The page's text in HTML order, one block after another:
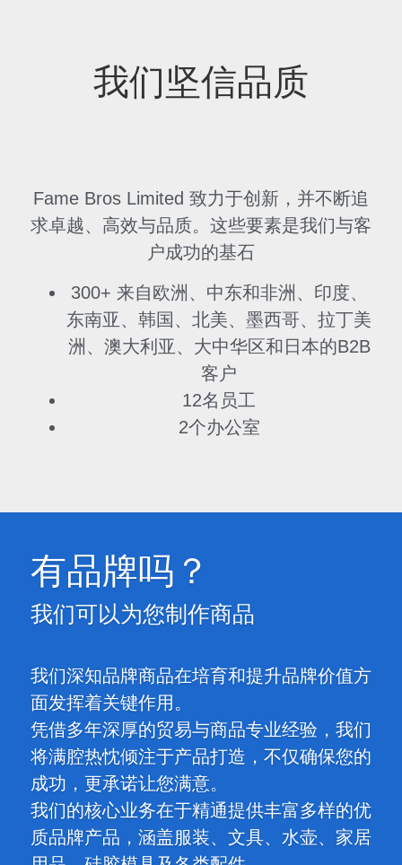
我们坚信品质
Fame Bros Limited 致力于创新，并不断追
求卓越、高效与品质。这些要素是我们与客
户成功的基石
300+ 来自欧洲、中东和非洲、印度、
东南亚、韩国、北美、墨西哥、拉丁美
洲、澳大利亚、大中华区和日本的B2B
客户
12名员工
2个办公室
有品牌吗？
我们可以为您制作商品
我们深知品牌商品在培育和提升品牌价值方
面发挥着关键作用。
凭借多年深厚的贸易与商品专业经验，我们
将满腔热忱倾注于产品打造，不仅确保您的
成功，更承诺让您满意。
我们的核心业务在于精通提供丰富多样的优
质品牌产品，涵盖服装、文具、水壶、家居